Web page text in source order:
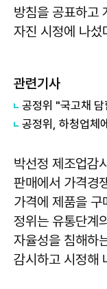
방침을 공표하고
자진 시정에 나섰
관련기사
박선정 제조업감
판매에서 가격경
가격에 제품을
정위는 유통단계
자율성을 침해하
감시하고 시정해